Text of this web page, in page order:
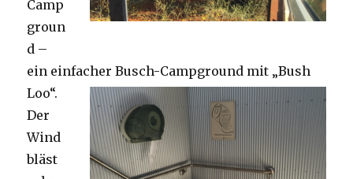
Camp
groun
d –
ein einfacher Busch-Campground mit „Bush
Loo“.
Der
Wind
bläst